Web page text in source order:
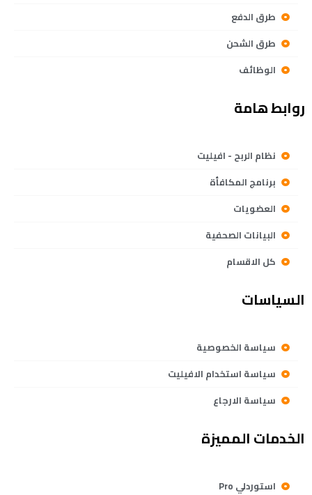
طرق الدفع
طرق الشحن
الوظائف
روابط هامة
نظام الربح - افيليت
برنامج المكافأة
العضويات
البيانات الصحفية
كل الاقسام
السياسات
سياسة الخصوصية
سياسة استخدام الافيليت
سياسة الارجاع
الخدمات المميزة
استوردلي Pro